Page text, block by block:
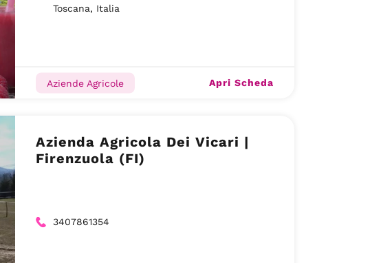
Toscana, Italia
Aziende Agricole Apri Scheda
Azienda Agricola Dei Vicari |
Firenzuola (FI)
3407861354